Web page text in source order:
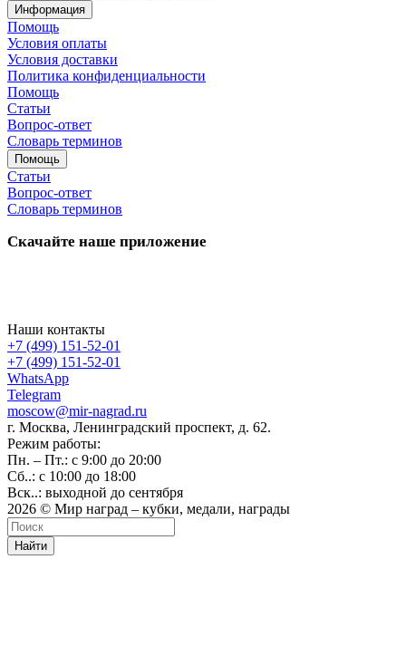
Информация
Помощь
Условия оплаты
Условия доставки
Политика конфиденциальности
Помощь
Статьи
Вопрос-ответ
Словарь терминов
Помощь
Статьи
Вопрос-ответ
Словарь терминов
Скачайте наше приложение
Наши контакты
+7 (499) 151-52-01
+7 (499) 151-52-01
WhatsApp
Telegram
moscow@mir-nagrad.ru
г. Москва, Ленинградский проспект, д. 62.
Режим работы:
Пн. – Пт.: с 9:00 до 20:00
Сб..: с 10:00 до 18:00
Вск..: выходной до сентября
2026 © Мир наград – кубки, медали, награды
Найти